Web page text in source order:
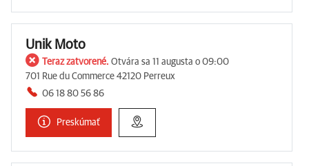
Unik Moto
Teraz zatvorené. Otvára sa 11 augusta o 09:00
701 Rue du Commerce 42120 Perreux
06 18 80 56 86
Preskúmať